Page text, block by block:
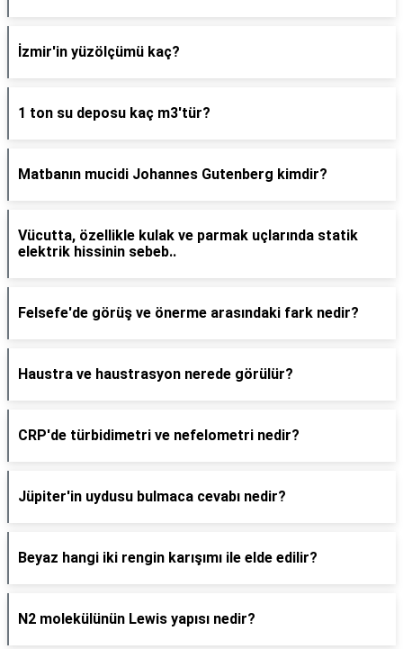
İzmir'in yüzölçümü kaç?
1 ton su deposu kaç m3'tür?
Matbanın mucidi Johannes Gutenberg kimdir?
Vücutta, özellikle kulak ve parmak uçlarında statik
elektrik hissinin sebeb..
Felsefe'de görüş ve önerme arasındaki fark nedir?
Haustra ve haustrasyon nerede görülür?
CRP'de türbidimetri ve nefelometri nedir?
Jüpiter'in uydusu bulmaca cevabı nedir?
Beyaz hangi iki rengin karışımı ile elde edilir?
N2 molekülünün Lewis yapısı nedir?